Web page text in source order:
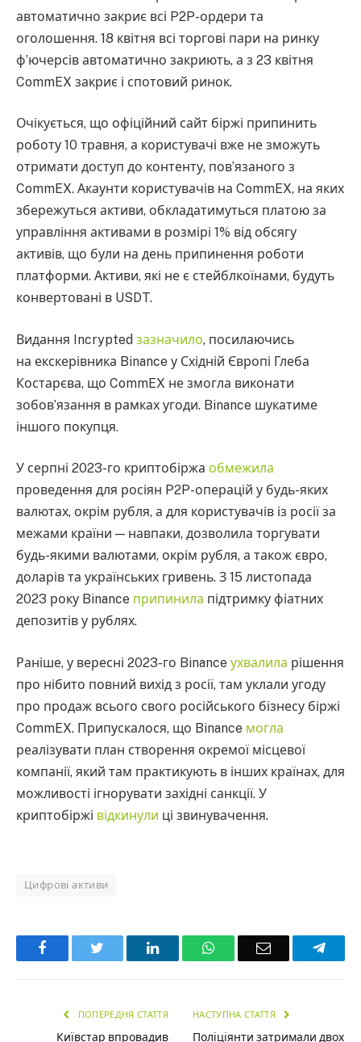
автоматично закриє всі P2P-ордери та
оголошення. 18 квітня всі торгові пари на ринку
ф’ючерсів автоматично закриють, а з 23 квітня
CommEX закриє і спотовий ринок.
Очікується, що офіційний сайт біржі припинить
роботу 10 травня, а користувачі вже не зможуть
отримати доступ до контенту, пов’язаного з
CommEX. Акаунти користувачів на CommEX, на яких
збережуться активи, обкладатимуться платою за
управління активами в розмірі 1% від обсягу
активів, що були на день припинення роботи
платформи. Активи, які не є стейблкоїнами, будуть
конвертовані в USDT.
Видання Incrypted зазначило, посилаючись
на екскерівника Binance у Східній Європі Глеба
Костарєва, що CommEX не змогла виконати
зобов’язання в рамках угоди. Binance шукатиме
іншого покупця.
У серпні 2023-го криптобіржа обмежила
проведення для росіян P2P-операцій у будь-яких
валютах, окрім рубля, а для користувачів із росії за
межами країни — навпаки, дозволила торгувати
будь-якими валютами, окрім рубля, а також євро,
доларів та українських гривень. З 15 листопада
2023 року Binance припинила підтримку фіатних
депозитів у рублях.
Раніше, у вересні 2023-го Binance ухвалила рішення
про нібито повний вихід з росії, там уклали угоду
про продаж всього свого російського бізнесу біржі
CommEX. Припускалося, що Binance могла
реалізувати план створення окремої місцевої
компанії, який там практикують в інших країнах, для
можливості ігнорувати західні санкції. У
криптобіржі відкинули ці звинувачення.
Цифрові активи
Facebook LinkedInWhatsAppEmail
ПОПЕРЕДНЯ СТАТТЯ
Київстар впровадив
НАСТУПНА СТАТТЯ
Поліціянти затримали двох